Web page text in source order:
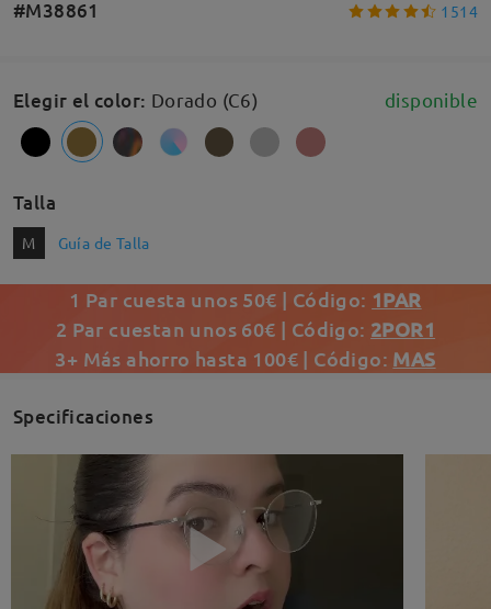
#M38861 1514
Elegir el color: Dorado (C6) disponible
Talla
M Guía de Talla
1 Par cuesta unos 50€ | Código: 1PAR
2 Par cuestan unos 60€ | Código: 2POR1
3+ Más ahorro hasta 100€ | Código: MAS
Specificaciones